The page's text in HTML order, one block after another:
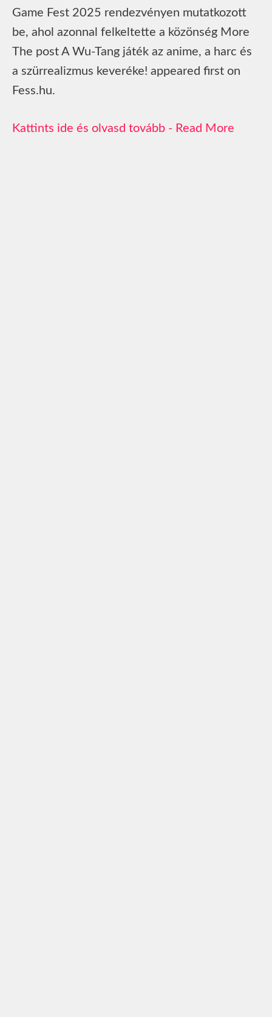
Game Fest 2025 rendezvényen mutatkozott
be, ahol azonnal felkeltette a közönség More
The post A Wu-Tang játék az anime, a harc és
a szürrealizmus keveréke! appeared first on
Fess.hu.
Read More